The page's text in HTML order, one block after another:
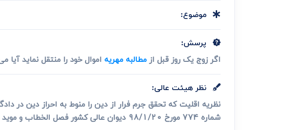
موضوع:
پرسش:
اگر زوج یک روز قبل ازمطالبه مهریه اموال خود را منتقل نماید
نظر هیئت عالی:
نظریه اقلیت که تحقق جرم فرار از دین را منوط به احراز دین
شماره 774 مورخ 98/1/20 دیوان عالی کشور فصل الخطاب و موید نظریه اکثریت می باشد.